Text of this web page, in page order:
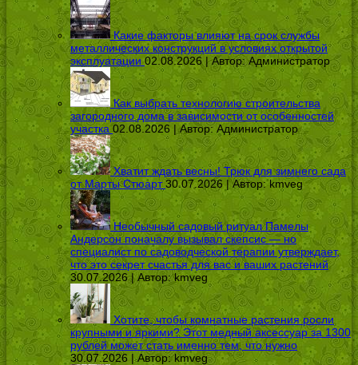
Какие факторы влияют на срок службы
металлических конструкций в условиях открытой
эксплуатации 02.08.2026 | Автор:Администратор
Как выбрать технологию строительства
загородного дома в зависимости от особенностей
участка 02.08.2026 | Автор: Администратор
Хватит ждать весны! Трюк для зимнего сада
от Марты Стюарт 30.07.2026 | Автор:kmveg
Необычный садовый ритуал Памелы
Андерсон поначалу вызывал скепсис — но
специалист по садоводческой терапии утверждает,
что это секрет счастья для вас и ваших растений
30.07.2026 | Автор:kmveg
Хотите, чтобы комнатные растения росли
крупными и яркими? Этот медный аксессуар за 1300
рублей может стать именно тем, что нужно
30.07.2026 | Автор:kmveg